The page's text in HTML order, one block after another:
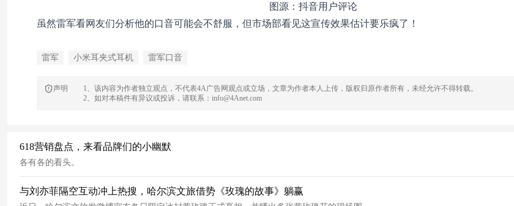
图源：抖音用户评论
虽然雷军看网友们分析他的口音可能会不舒服，但市场部看见这宣传效果估计要乐疯了！
雷军 小米耳夹式耳机 雷军口音
声明
1、该内容为作者独立观点，不代表4A广告网观点或立场，文章为作者本人上传，版权归原作者所有，未经允许不得转载。
2、如对本稿件有异议或投诉，请联系：info@4Anet.com
618营销盘点，来看品牌们的小幽默
各有各的看头。
与刘亦菲隔空互动冲上热搜，哈尔滨文旅借势《玫瑰的故事》躺赢